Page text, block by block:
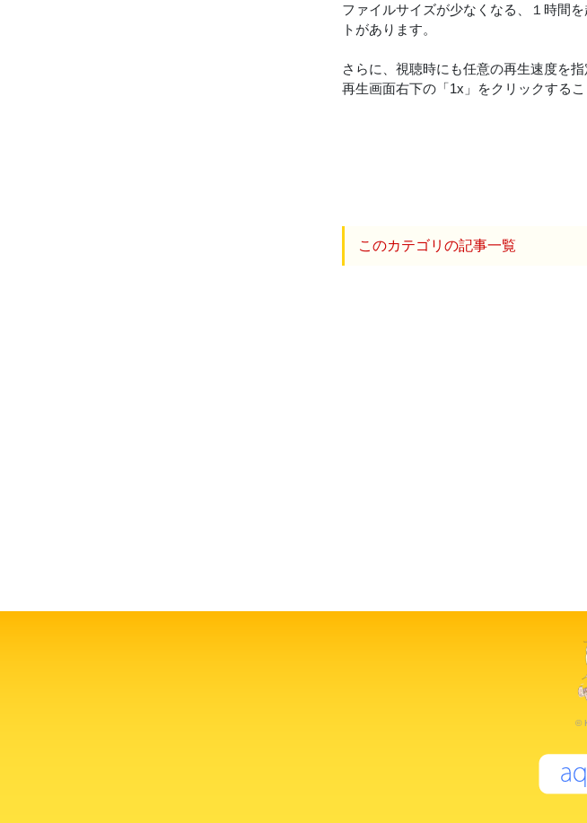
ファイルサイズが少なくなる、１時間
トがあります。
さらに、視聴時にも任意の再生速度を
再生画面右下の「1x」をクリックする
このカテゴリの記事一覧
©